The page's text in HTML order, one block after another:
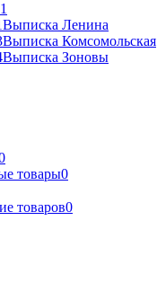
Выписка Ленина
Выписка Комсомольская
Выписка Зоновы
товары0
товаров0